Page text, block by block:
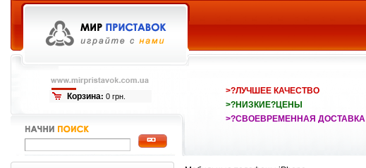
Корзина: 0 грн.
>?ЛУЧШЕЕ КАЧЕСТВО
>?НИЗКИЕ?ЦЕНЫ
>?СВОЕВРЕМЕННАЯ ДОСТАВКА